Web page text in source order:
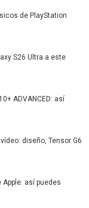
de PlayStation
S26 Ultra a este
ADVANCED: así
diseño, Tensor G6
así puedes